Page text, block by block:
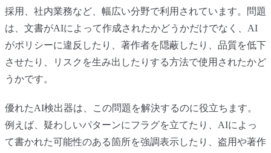
採用、社内業務など、幅広い分野で利用されています。問題
は、文書がAIによって作成されたかどうかだけでなく、AI
がポリシーに違反したり、著作者を隠蔽したり、品質を低下
させたり、リスクを生み出したりする方法で使用されたかど
うかです。
優れたAI検出器は、この問題を解決するのに役立ちます。
例えば、疑わしいパターンにフラグを立てたり、AIによっ
て書かれた可能性のある箇所を強調表示したり、盗用や著作